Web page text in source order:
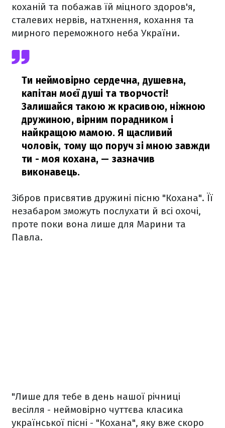
коханій та побажав їй міцного здоров'я,
сталевих нервів, натхнення, кохання та
мирного переможного неба України.
Ти неймовірно сердечна, душевна,
капітан моєї душі та творчості!
Залишайся такою ж красивою, ніжною
дружиною, вірним порадником і
найкращою мамою. Я щасливий
чоловік, тому що поруч зі мною завжди
ти - моя кохана, — зазначив
виконавець.
Зібров присвятив дружині пісню "Кохана". Її
незабаром зможуть послухати й всі охочі,
проте поки вона лише для Марини та
Павла.
"Лише для тебе в день нашої річниці
весілля - неймовірно чуттєва класика
української пісні - "Кохана", яку вже скоро